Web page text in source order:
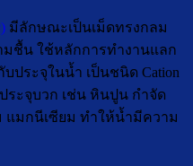
มีลักษณะเป็นเม็ดทรงกลม
มชื้น ใช้หลักการทำงานแลก
ประจุในน้ำ เป็นชนิด Cation
ะจุบวก เช่น หินปูน กำจัด
แมกนีเซียม ทำให้น้ำมีความ